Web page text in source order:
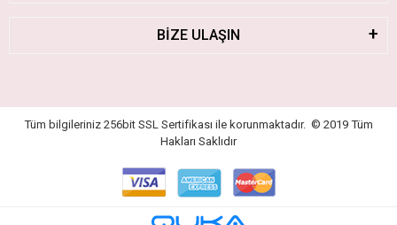
BİZE ULAŞIN
Tüm bilgileriniz 256bit SSL Sertifikası ile korunmaktadır. © 2019 Tüm
Hakları Saklıdır